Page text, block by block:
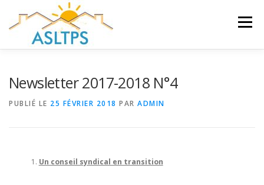
contenu
Menu
TRAVAUX ET PEINTURES CONTACT
Newsletter 2017-2018 N°4
PUBLIÉ LE 25 FÉVRIER 2018 PAR ADMIN
Un conseil syndical en transition